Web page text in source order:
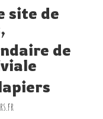
site de
de